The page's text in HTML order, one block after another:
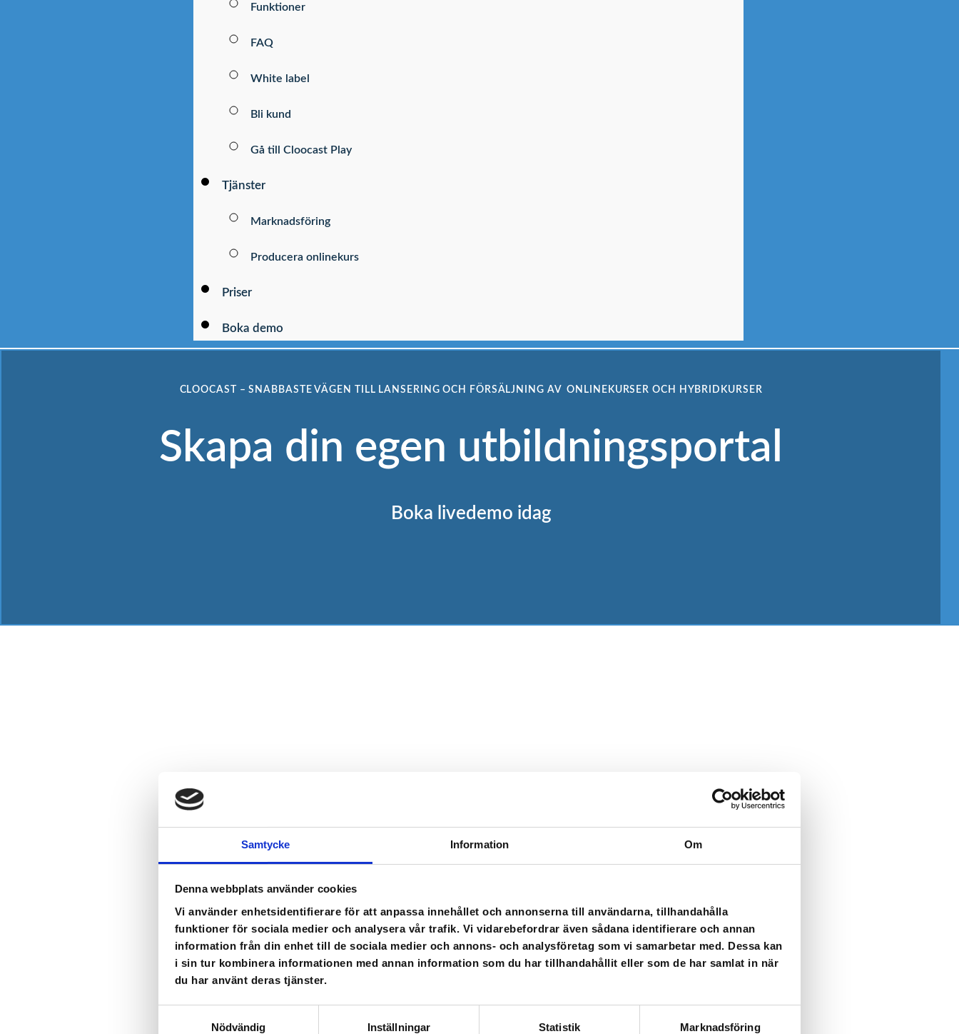
Samtycke Information Om
Denna webbplats använder cookies
Vi använder enhetsidentifierare för att anpassa innehållet och annonserna till användarna, tillhandahålla
funktioner för sociala medier och analysera vår trafik. Vi vidarebefordrar även sådana identifierare och annan
information från din enhet till de sociala medier och annons- och analysföretag som vi samarbetar med. Dessa kan
i sin tur kombinera informationen med annan information som du har tillhandahållit eller som de har samlat in när
du har använt deras tjänster.
Nödvändig
Inställningar Statistik Marknadsföring
Funktioner
FAQ
White label
Bli kund
Gå till Cloocast Play
Tjänster
Marknadsföring
Producera onlinekurs
Priser
Boka demo
CLOOCAST – SNABBASTE VÄGEN TILL LANSERING OCH FÖRSÄLJNING AV ONLINEKURSER OCH HYBRIDKURSER
Skapa din egen utbildningsportal
Boka livedemo idag